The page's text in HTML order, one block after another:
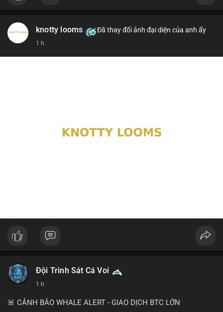
knotty looms Đã thay đổi ảnh đại diện của anh ấy
1 h
Đội Trinh Sát Cá Voi
1 h
🚨 CẢNH BÁO WHALE ALERT - GIAO DỊCH BTC LỚN